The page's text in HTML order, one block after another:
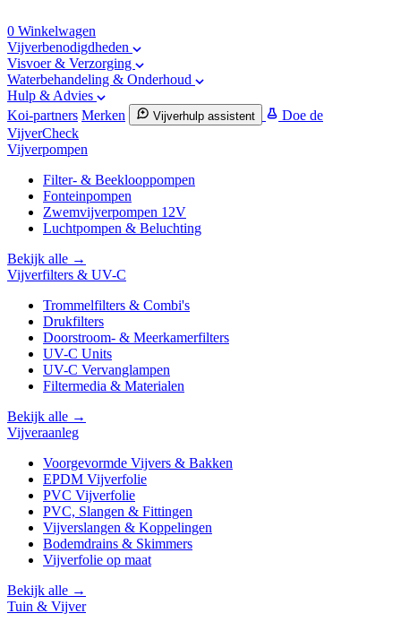
0 Winkelwagen
Vijverbenodigdheden
Visvoer & Verzorging
Waterbehandeling & Onderhoud
Hulp & Advies
Koi-partners Merken Vijverhulp assistent
Doe de
VijverCheck
Vijverpompen
Filter- & Beeklooppompen
Fonteinpompen
Zwemvijverpompen 12V
Luchtpompen & Beluchting
Bekijk alle →
Vijverfilters & UV-C
Trommelfilters & Combi's
Drukfilters
Doorstroom- & Meerkamerfilters
UV-C Units
UV-C Vervanglampen
Filtermedia & Materialen
Bekijk alle →
Vijveraanleg
Voorgevormde Vijvers & Bakken
EPDM Vijverfolie
PVC Vijverfolie
PVC, Slangen & Fittingen
Vijverslangen & Koppelingen
Bodemdrains & Skimmers
Vijverfolie op maat
Bekijk alle →
Tuin & Vijver